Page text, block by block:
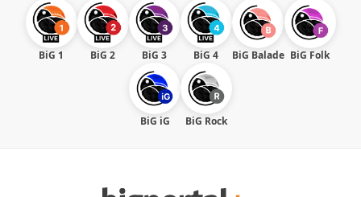
BiG 1 BiG 2 BiG 3 BiG 4 BiG Balade BiG Folk
BiG iG BiG Rock